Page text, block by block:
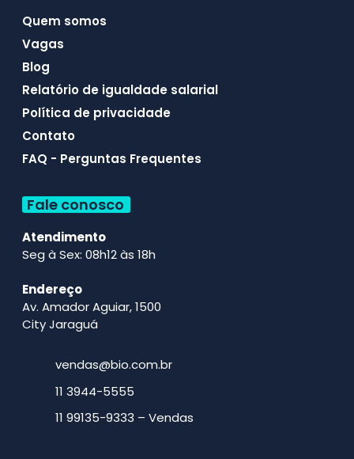
Quem somos
Vagas
Blog
Relatório de igualdade salarial
Política de privacidade
Contato
FAQ - Perguntas Frequentes
Fale conosco
Atendimento
Seg à Sex: 08h12 às 18h
Endereço
Av. Amador Aguiar, 1500
City Jaraguá
vendas@bio.com.br
11 3944-5555
11 99135-9333 – Vendas